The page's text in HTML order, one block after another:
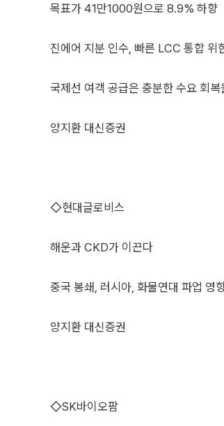
목표가 41만1000원으로 8.9% 하향
진에어 지분 인수, 빠른 LCC 통합 위
국제선 여객 공급은 충분한 수요 회
양지환 대신증권
◇현대글로비스
해운과 CKD가 이끈다
중국 봉쇄, 러시아, 화물연대 파업 영
양지환 대신증권
◇SK바이오팜